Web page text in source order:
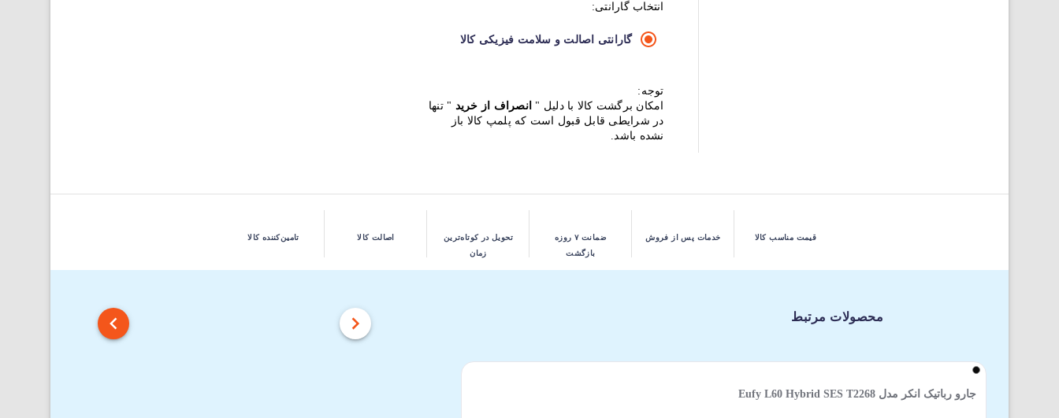
انتخاب گارانتی:
گارانتی اصالت و سلامت فیزیکی کالا
توجه:
امکان برگشت کالا با دلیل " انصراف از خرید " تنها
در شرایطی قابل قبول است که پلمپ کالا باز
نشده باشد.
قیمت مناسب کالا خدمات پس از فروش
ضمانت ۷ روزه
بازگشت
تحویل در کوتاه‌ترین
زمان
اصالت کالا تامین‌کننده کالا
محصولات مرتبط
جارو رباتیک انکر مدل Eufy L60 Hybrid SES T2268